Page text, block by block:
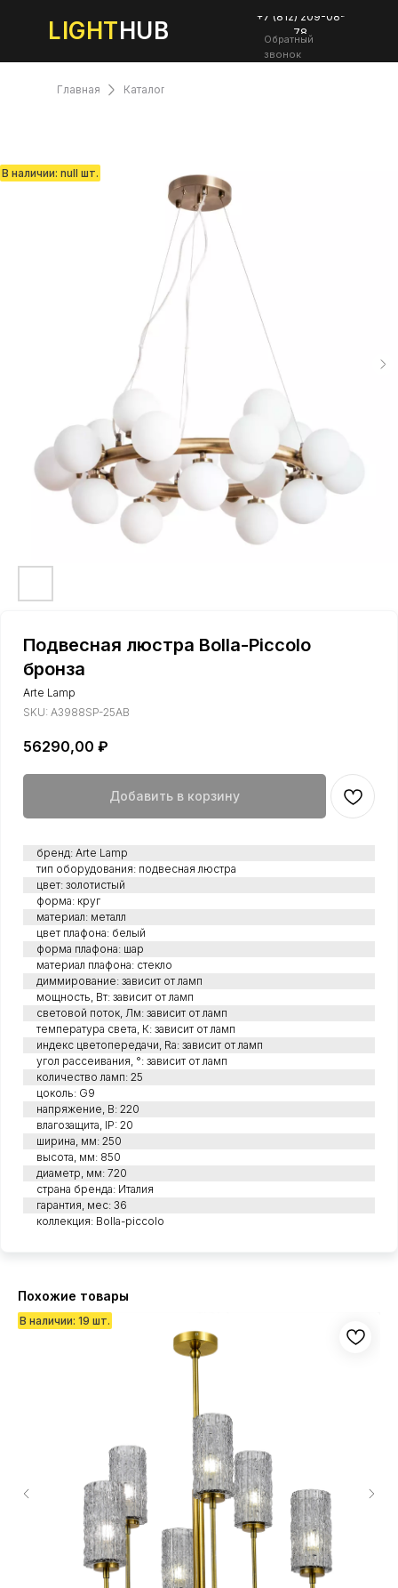
LIGHTHUB
+7 (812) 209-08-
78
Обратный
звонок
Каталог
Главная
Подвесная люстра Bolla-Piccolo
бронза
Arte Lamp
SKU: A3988SP-25AB
56290,00 ₽
Добавить в корзину
бренд: Arte Lamp
тип оборудования: подвесная люстра
цвет: золотистый
форма: круг
материал: металл
цвет плафона: белый
форма плафона: шар
материал плафона: стекло
диммирование: зависит от ламп
мощность, Вт: зависит от ламп
световой поток, Лм: зависит от ламп
температура света, К: зависит от ламп
индекс цветопередачи, Ra: зависит от ламп
угол рассеивания, °: зависит от ламп
количество ламп: 25
цоколь: G9
напряжение, В: 220
влагозащита, IP: 20
ширина, мм: 250
высота, мм: 850
диаметр, мм: 720
страна бренда: Италия
гарантия, мес: 36
коллекция: Bolla-piccolo
Похожие товары